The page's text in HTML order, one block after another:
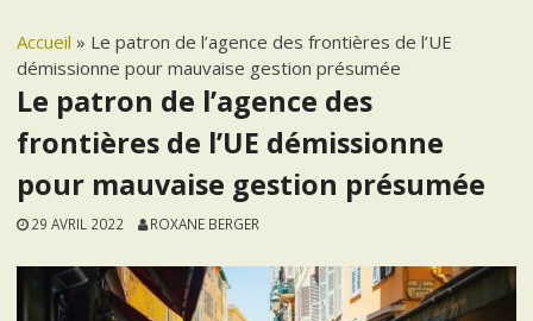
Accueil » Le patron de l’agence des frontières de l’UE
démissionne pour mauvaise gestion présumée
Le patron de l’agence des
frontières de l’UE démissionne
pour mauvaise gestion présumée
29 AVRIL 2022 ROXANE BERGER